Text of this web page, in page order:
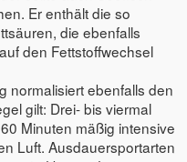
Er enthält die so
die ebenfalls
den Fettstoffwechsel
normalisiert ebenfalls den
gilt: Drei- bis viermal
Minuten mäßig intensive
Luft. Ausdauersportarten